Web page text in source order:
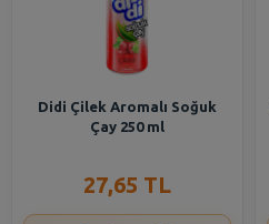
Didi Çilek Aromalı Soğuk
Çay 250 ml
27,65 TL